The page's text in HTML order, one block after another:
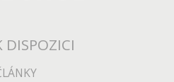
DISPOZICI